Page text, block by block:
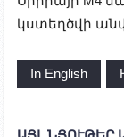
կստեղծվի
In English